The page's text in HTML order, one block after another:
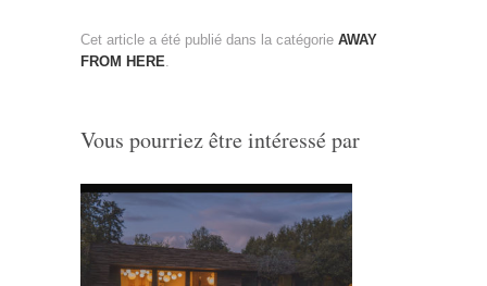
Cet article a été publié dans la catégorie AWAY
FROM HERE
Vous pourriez être intéressé par